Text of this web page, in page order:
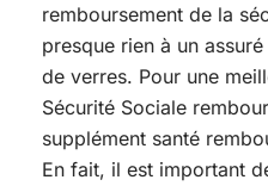
remboursement de la
presque rien à un
de verres. Pour une
Sécurité Sociale
supplément santé
En fait, il est important